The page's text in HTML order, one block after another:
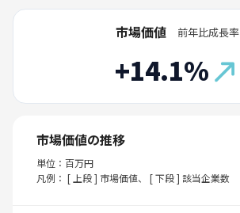
市場価値
+14.1%
前年比成長率
市場価値の推移
単位：百万円
凡例： [ 上段 ] 市場価値、 [ 下段 ] 該当企業数